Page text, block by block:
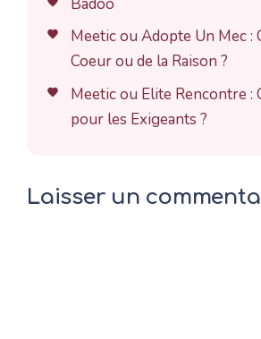
Meetic ou Adopte Un Mec :
Coeur ou de la Raison ?
Meetic ou Elite Rencontre :
pour les Exigeants ?
Laisser un